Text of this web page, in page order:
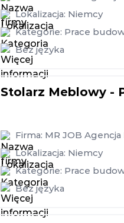
Lokalizacja: Niemcy
Kategorie: Prace
Bez języka
Stolarz Meblowy -
Firma: MR JOB Agencja
Lokalizacja: Niemcy
Kategorie: Prace
Bez języka